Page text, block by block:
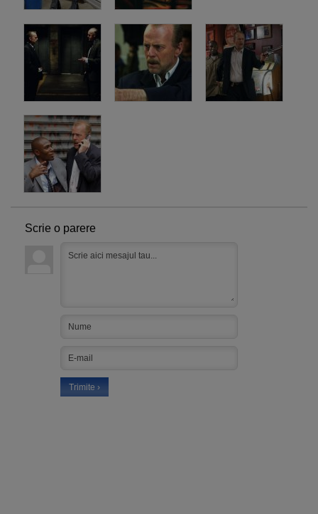
Scrie o parere